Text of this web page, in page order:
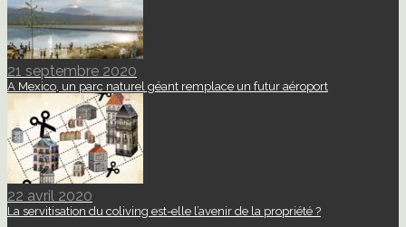
21 septembre 2020
A Mexico, un parc naturel géant remplace un futur aéroport
22 avril 2020
La servitisation du coliving est-elle l’avenir de la propriété ?